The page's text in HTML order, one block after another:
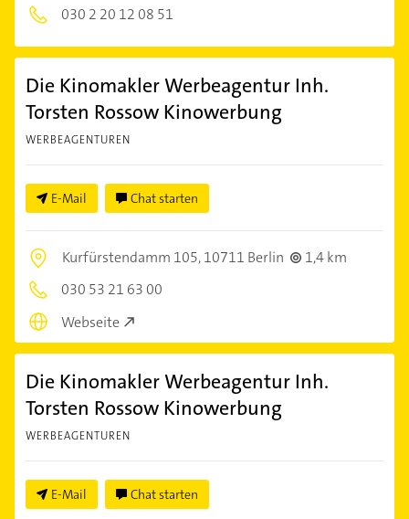
030 2 20 12 08 51
Die Kinomakler Werbeagentur Inh.
Torsten Rossow Kinowerbung
WERBEAGENTUREN
E-Mail Chat starten
Kurfürstendamm 105,10711 Berlin
1,4 km
030 53 21 63 00
Webseite
Die Kinomakler Werbeagentur Inh.
Torsten Rossow Kinowerbung
WERBEAGENTUREN
E-Mail Chat starten